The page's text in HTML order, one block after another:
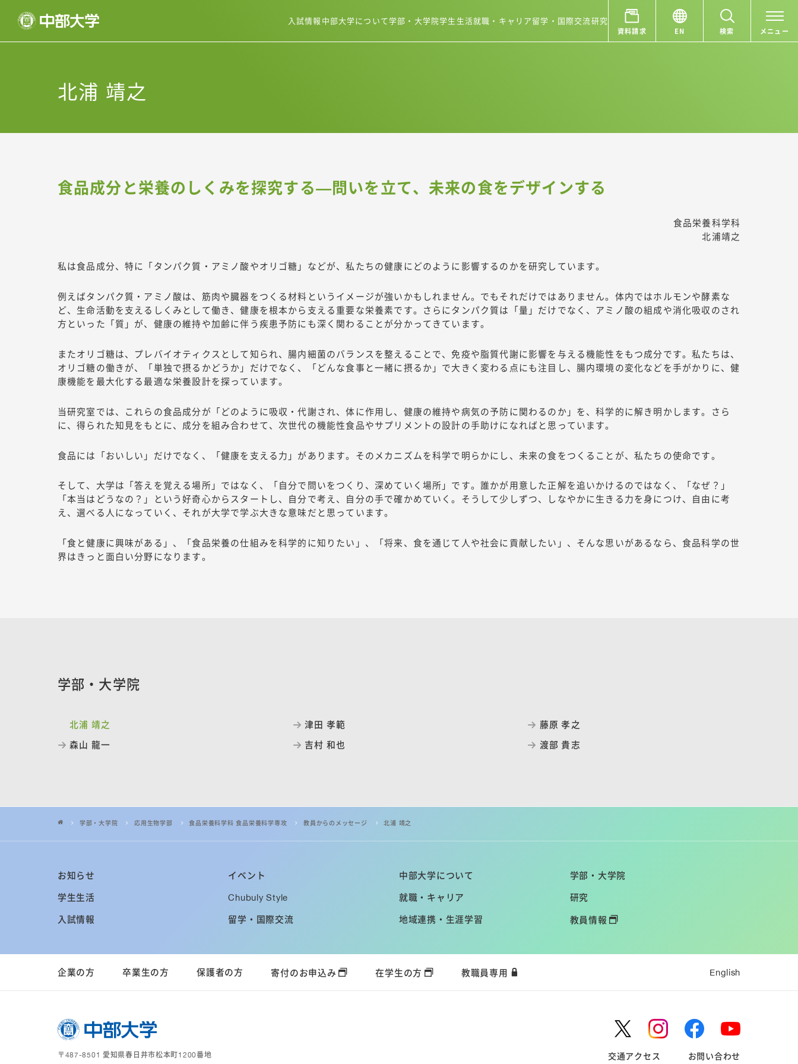
入試情報 中部大学について学部・大学院学生生活就職・キャリア留学・国際交流研究
資料請求 EN 検索 メニュー
北浦 靖之
食品成分と栄養のしくみを探究する—問いを立て、未来の食をデザインする
食品栄養科学科
北浦靖之
私は食品成分、特に「タンパク質・アミノ酸やオリゴ糖」などが、私たちの健康にどのように影響するのかを研究しています。
例えばタンパク質・アミノ酸は、筋肉や臓器をつくる材料というイメージが強いかもしれません。でもそれだけではありません。体内ではホルモンや酵素な
ど、生命活動を支えるしくみとして働き、健康を根本から支える重要な栄養素です。さらにタンパク質は「量」だけでなく、アミノ酸の組成や消化吸収のされ
方といった「質」が、健康の維持や加齢に伴う疾患予防にも深く関わることが分かってきています。
またオリゴ糖は、プレバイオティクスとして知られ、腸内細菌のバランスを整えることで、免疫や脂質代謝に影響を与える機能性をもつ成分です。私たちは、
オリゴ糖の働きが、「単独で摂るかどうか」だけでなく、「どんな食事と一緒に摂るか」で大きく変わる点にも注目し、腸内環境の変化などを手がかりに、健
康機能を最大化する最適な栄養設計を探っています。
当研究室では、これらの食品成分が「どのように吸収・代謝され、体に作用し、健康の維持や病気の予防に関わるのか」を、科学的に解き明かします。さら
に、得られた知見をもとに、成分を組み合わせて、次世代の機能性食品やサプリメントの設計の手助けになればと思っています。
食品には「おいしい」だけでなく、「健康を支える力」があります。そのメカニズムを科学で明らかにし、未来の食をつくることが、私たちの使命です。
そして、大学は「答えを覚える場所」ではなく、「自分で問いをつくり、深めていく場所」です。誰かが用意した正解を追いかけるのではなく、「なぜ？」
「本当はどうなの？」という好奇心からスタートし、自分で考え、自分の手で確かめていく。そうして少しずつ、しなやかに生きる力を身につけ、自由に考
え、選べる人になっていく、それが大学で学ぶ大きな意味だと思っています。
「食と健康に興味がある」、「食品栄養の仕組みを科学的に知りたい」、「将来、食を通じて人や社会に貢献したい」、そんな思いがあるなら、食品科学の世
界はきっと面白い分野になります。
学部・大学院
北浦 靖之 津田 孝範
藤原 孝之
森山 龍一
吉村 和也 渡部 貴志
学部・大学院 応用生物学部 食品栄養科学科 食品栄養科学専攻 教員からのメッセージ 北浦 靖之
お知らせ イベント 中部大学について 学部・大学院
学生生活 Chubuly Style 就職・キャリア 研究
入試情報 留学・国際交流 地域連携・生涯学習 教員情報
企業の方 卒業生の方 保護者の方 寄付のお申込み 在学生の方 教職員専用 English
〒487-8501 愛知県春日井市松本町1200番地 交通アクセス お問い合わせ